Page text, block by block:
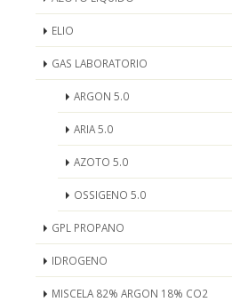
ELIO
GAS LABORATORIO
ARGON 5.0
ARIA 5.0
AZOTO 5.0
OSSIGENO 5.0
GPL PROPANO
IDROGENO
MISCELA 82% ARGON 18% CO2